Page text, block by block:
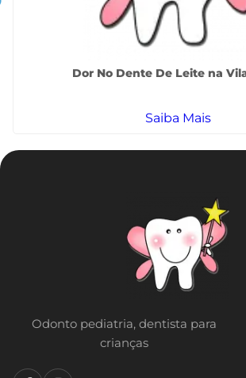
Dor No Dente De Leite na
Saiba Mais
Odonto pediatria, dentista para
crianças